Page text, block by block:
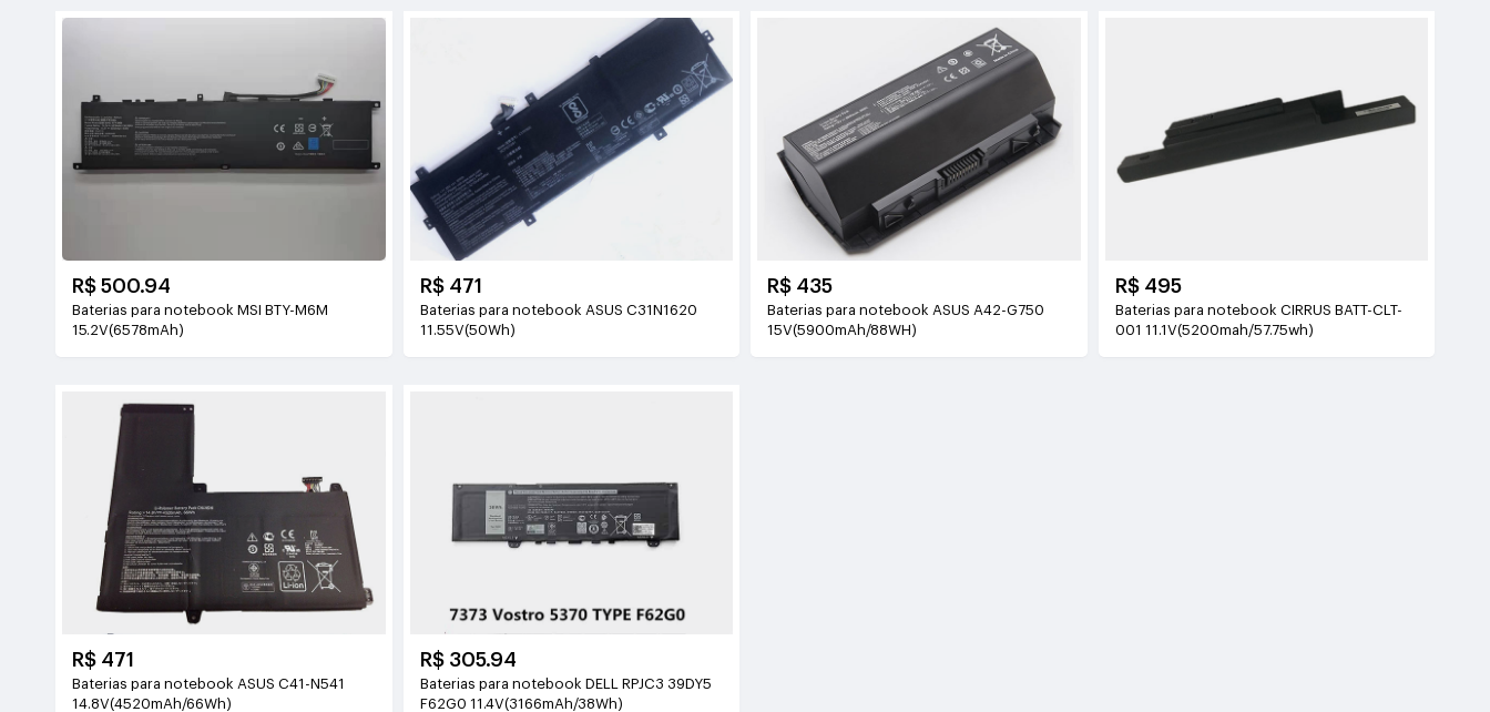
R$ 500.94
Baterias para notebook MSI BTY-M6M
15.2V(6578mAh)
R$ 471
Baterias para notebook ASUS C31N1620
11.55V(50Wh)
R$ 435
Baterias para notebook ASUS A42-G750
15V(5900mAh/88WH)
R$ 495
Baterias para notebook CIRRUS BATT-CLT-
001 11.1V(5200mah/57.75wh)
R$ 471
Baterias para notebook ASUS C41-N541
14.8V(4520mAh/66Wh)
R$ 305.94
Baterias para notebook DELL RPJC3 39DY5
F62G0 11.4V(3166mAh/38Wh)